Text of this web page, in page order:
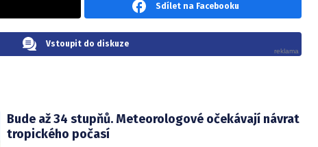
Sdílet na Facebooku
Vstoupit do diskuze
Bude až 34 stupňů. Meteorologové očekávají návrat
tropického počasí